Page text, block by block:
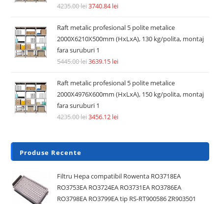
4235.00lei3740.84lei
Raft metalic profesional 5 polite metalice
2000X6210X500mm (HxLxA), 130 kg/polita, montaj
fara suruburi 1
5445.00lei3639.15 lei
Raft metalic profesional 5 polite metalice
2000X4976X600mm (HxLxA), 150 kg/polita, montaj
fara suruburi 1
4235.00lei3456.12 lei
Produse Recente
Filtru Hepa compatibil Rowenta RO3718EA
RO3753EA RO3724EA RO3731EA RO3786EA
RO3798EA RO3799EA tip RS-RT900586 ZR903501